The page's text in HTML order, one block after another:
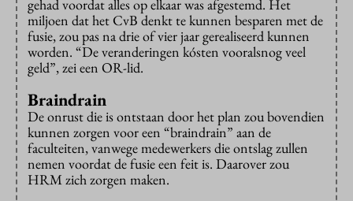
gehad voordat alles op elkaar was afgestemd. Het
miljoen dat het CvB denkt te kunnen besparen met de
fusie, zou pas na drie of vier jaar gerealiseerd kunnen
worden. “De veranderingen kósten vooralsnog veel
geld”, zei een OR-lid.
Braindrain
De onrust die is ontstaan door het plan zou bovendien
kunnen zorgen voor een “braindrain” aan de
faculteiten, vanwege medewerkers die ontslag zullen
nemen voordat de fusie een feit is. Daarover zou
HRM zich zorgen maken.